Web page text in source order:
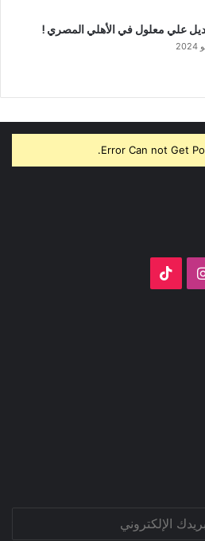
علي معلول في الأهلي المصري !
Error Can not Get
انستقرام